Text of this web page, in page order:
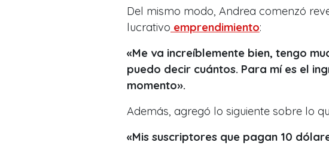
Del mismo modo, Andrea comenzó
lucrativo emprendimiento:
«Me va increíblemente bien, tengo
puedo decir cuántos. Para mí es el
momento».
Además, agregó lo siguiente sobre lo
«Mis suscriptores que pagan 10